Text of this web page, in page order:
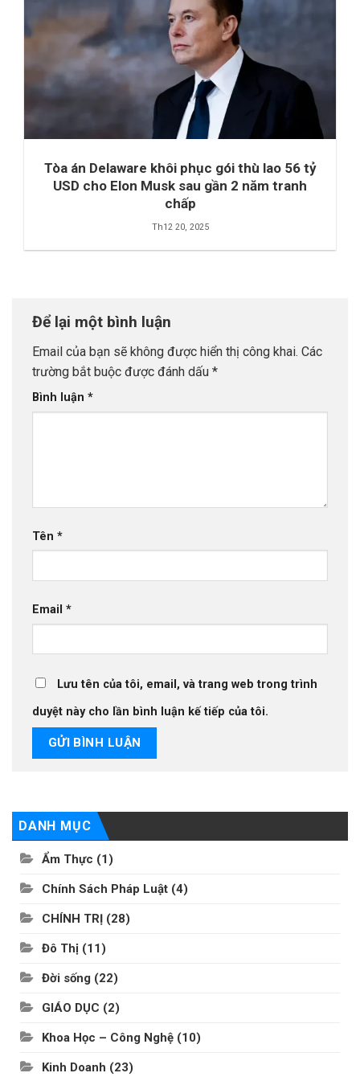
Tòa án Delaware khôi phục gói thù lao 56 tỷ
USD cho Elon Musk sau gần 2 năm tranh
chấp
Th12 20, 2025
Để lại một bình luận
Email của bạn sẽ không được hiển thị công khai. Các
trường bắt buộc được đánh dấu *
Bình luận *
Tên *
Email *
Lưu tên của tôi, email, và trang web trong trình
duyệt này cho lần bình luận kế tiếp của tôi.
DANH MỤC
Ẩm Thực (1)
Chính Sách Pháp Luật (4)
CHÍNH TRỊ (28)
Đô Thị (11)
Đời sống (22)
GIÁO DỤC (2)
Khoa Học – Công Nghệ (10)
Kinh Doanh (23)